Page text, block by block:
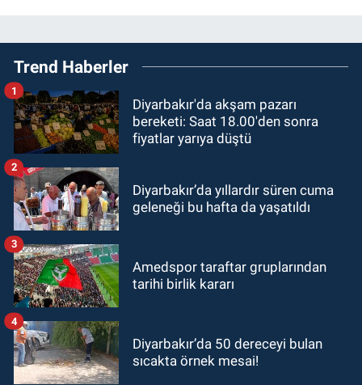
Trend Haberler
Diyarbakır'da akşam pazarı
bereketi: Saat 18.00'den sonra
fiyatlar yarıya düştü
1
Diyarbakır’da yıllardır süren cuma
geleneği bu hafta da yaşatıldı
2
Amedspor taraftar gruplarından
tarihi birlik kararı
3
Diyarbakır’da 50 dereceyi bulan
sıcakta örnek mesai!
4